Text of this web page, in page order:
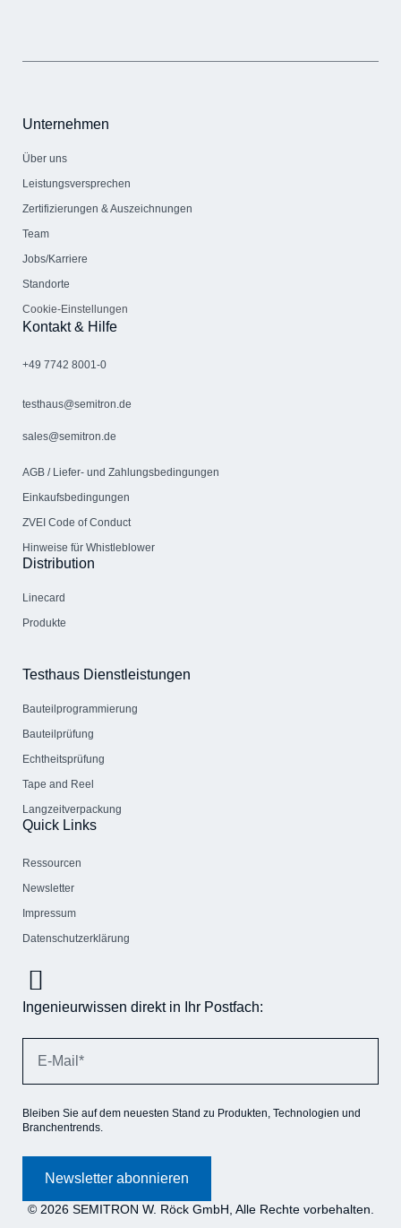
Unternehmen
Über uns
Leistungsversprechen
Zertifizierungen & Auszeichnungen
Team
Jobs/Karriere
Standorte
Cookie-Einstellungen
Kontakt & Hilfe
+49 7742 8001-0
testhaus@semitron.de
sales@semitron.de
AGB / Liefer- und Zahlungs­bedingungen
Einkaufsbedingungen
ZVEI Code of Conduct
Hinweise für Whistleblower
Distribution
Linecard
Produkte
Testhaus Dienstleistungen
Bauteil­programmierung
Bauteilprüfung
Echtheitsprüfung
Tape and Reel
Langzeitverpackung
Quick Links
Ressourcen
Newsletter
Impressum
Datenschutzerklärung
Ingenieurwissen direkt in Ihr Postfach:
Bleiben Sie auf dem neuesten Stand zu Produkten, Technologien und
Branchentrends.
Newsletter abonnieren
© 2026 SEMITRON W. Röck GmbH, Alle Rechte vorbehalten.